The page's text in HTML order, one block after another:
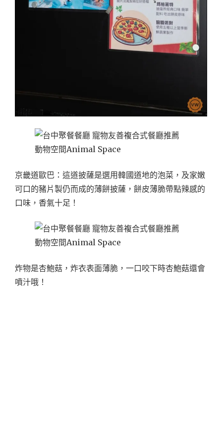
京畿道歐巴：這道披薩是選用韓國道地的泡菜，及家嫩
可口的豬片製仍而成的薄餅披薩，餅皮薄脆帶點辣感的
口味，香氣十足！
炸物是杏鮑菇，炸衣表面薄脆，一口咬下時杏鮑菇還會
噴汁哦！